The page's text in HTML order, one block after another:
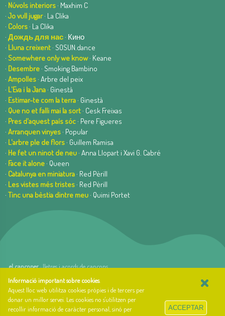
· Núvols interiors· Maxhim C
· Jo vull jugar· La Clika
· Colors· La Clika
· Дождь для нас· Кино
· Lluna creixent· SOSUN.dance
· Somewhere only we know· Keane
· Desembre· Smoking Bambino
· Ampolles· Arbre del peix
· L'Eva i la Jana· Ginestà
· Estimar-te com la terra· Ginestà
· Que no et falli mai la sort· Cesk Freixas
· Pres d'aquest país sóc· Pere Figueres
· Arranquen vinyes· Popular
· L'arbre ple de flors· Guillem Ramisa
· He fet un ninot de neu· Anna Llopart i Xavi G. Cabré
· Face it alone· Queen
· Catalunya en miniatura· Red Pèrill
· Les vistes més tristes· Red Pèrill
· Tinc una bèstia dintre meu· Quimi Portet
el cançoner· lletres i acords de cançons
web basada en el Gestior de Continguts
creada per arnAu bellavista
Sobre el cançoner
Qui som i quina és la nostra història?
Informació important sobre cookies.
Aquest lloc web utilitza cookies pròpies i de tercers per
donar un millor servei. Les cookies no s'utilitzen per
recollir informació de caràcter personal, sinó per
×
ACCEPTAR